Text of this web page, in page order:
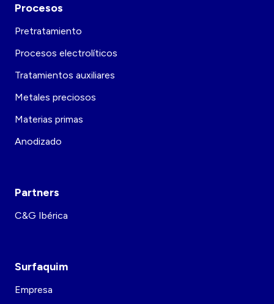
Procesos
Pretratamiento
Procesos electrolíticos
Tratamientos auxiliares
Metales preciosos
Materias primas
Anodizado
Partners
C&G Ibérica
Surfaquim
Empresa